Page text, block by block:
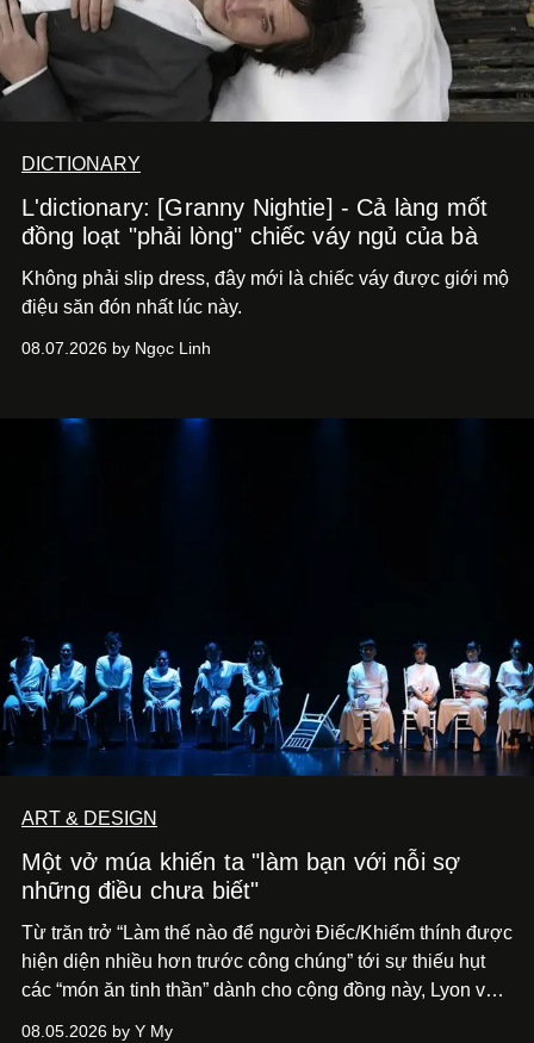
DICTIONARY
L'dictionary: [Granny Nightie] - Cả làng mốt
đồng loạt "phải lòng" chiếc váy ngủ của bà
Không phải slip dress, đây mới là chiếc váy được giới mộ
điệu săn đón nhất lúc này.
08.07.2026 by Ngọc Linh
ART & DESIGN
Một vở múa khiến ta "làm bạn với nỗi sợ
những điều chưa biết"
Từ trăn trở “Làm thế nào để người Điếc/Khiếm thính được
hiện diện nhiều hơn trước công chúng” tới sự thiếu hụt
các “món ăn tinh thần” dành cho cộng đồng này, Lyon và
08.05.2026 by Y My